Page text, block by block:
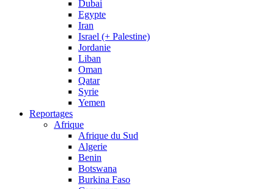
Dubai
Egypte
Iran
Israel (+ Palestine)
Jordanie
Liban
Oman
Qatar
Syrie
Yemen
Reportages
Afrique
Afrique du Sud
Algerie
Benin
Botswana
Burkina Faso